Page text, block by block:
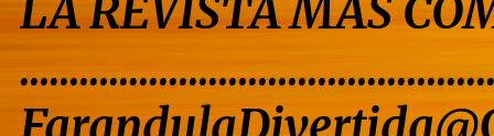
LA REVISTA MAS